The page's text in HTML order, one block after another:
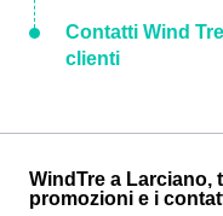
Contatti Wind
clienti
WindTre a Larciano,
promozioni e i